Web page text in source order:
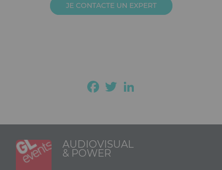
JE CONTACTE UN EXPERT
Facebook
Twitter
AUDIOVISUAL
& POWER